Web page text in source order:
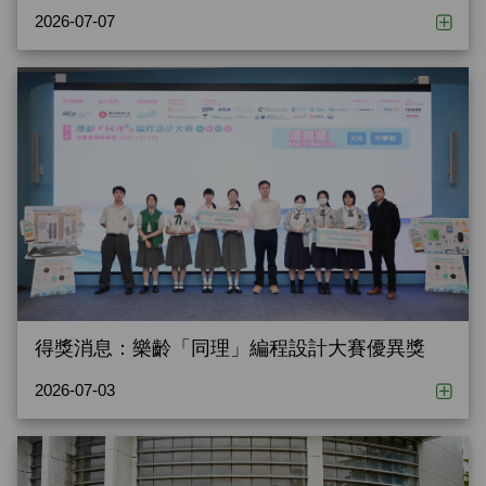
2026-07-07
得獎消息：樂齡「同理」編程設計大賽優異獎
2026-07-03